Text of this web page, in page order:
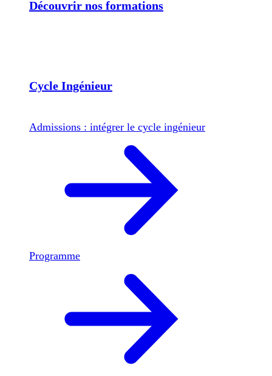
Découvrir nos formations
Cycle Ingénieur
Admissions : intégrer le cycle ingénieur
Programme